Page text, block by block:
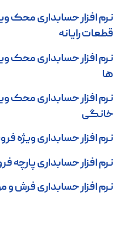
نرم افزار حسابداری محک
قطعات رایانه
نرم افزار حسابداری محک
ها
نرم افزار حسابداری محک
خانگی
نرم افزار حسابداری
نرم افزار حسابداری پارچه
نرم افزار حسابداری فرش